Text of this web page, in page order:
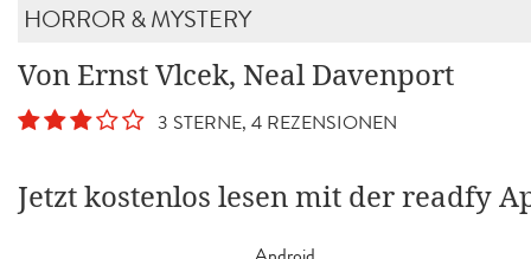
HORROR & MYSTERY
Von Ernst Vlcek, Neal Davenport
3 STERNE, 4 REZENSIONEN
Jetzt kostenlos lesen mit der readfy